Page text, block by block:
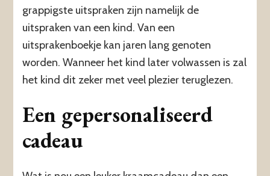
grappigste uitspraken zijn namelijk de
uitspraken van een kind. Van een
uitsprakenboekje kan jaren lang genoten
worden. Wanneer het kind later volwassen is zal
het kind dit zeker met veel plezier teruglezen.
Een gepersonaliseerd
cadeau